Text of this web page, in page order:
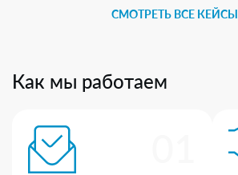
СМОТРЕТЬ ВСЕ КЕЙСЫ
Как мы работаем